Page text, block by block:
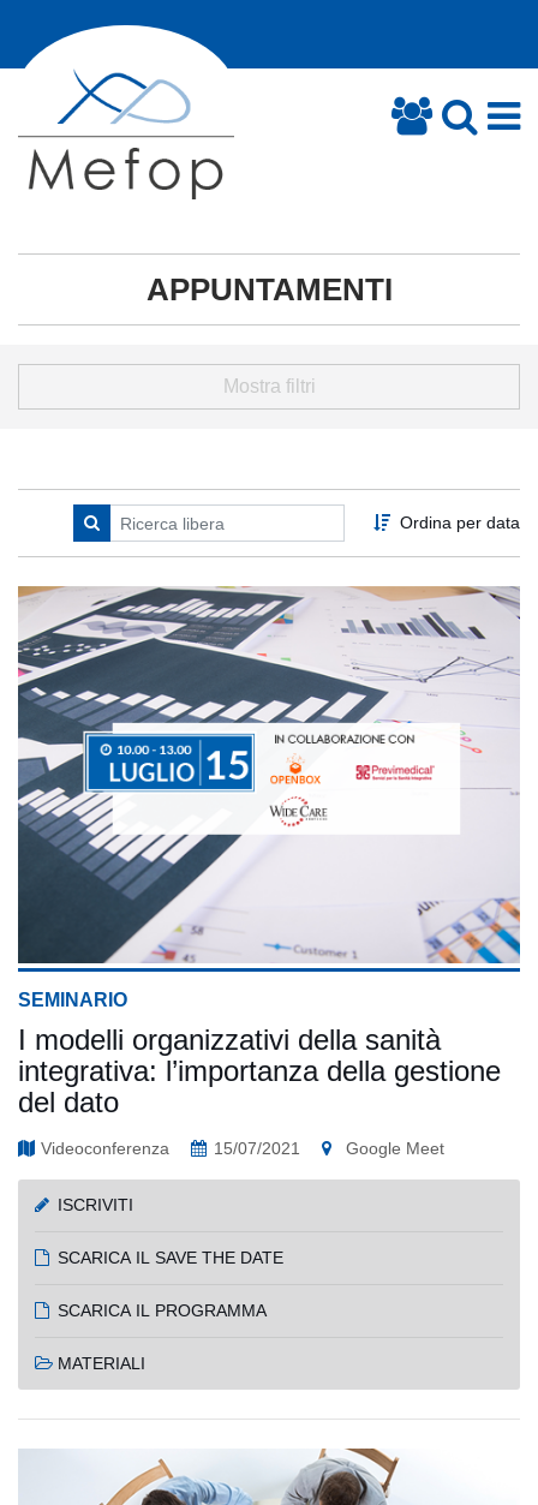
APPUNTAMENTI
Mostra filtri
Ordina per data
SEMINARIO
I modelli organizzativi della sanità
integrativa: l’importanza della gestione
del dato
Videoconferenza 15/07/2021 Google Meet
ISCRIVITI
SCARICA IL SAVE THE DATE
SCARICA IL PROGRAMMA
MATERIALI